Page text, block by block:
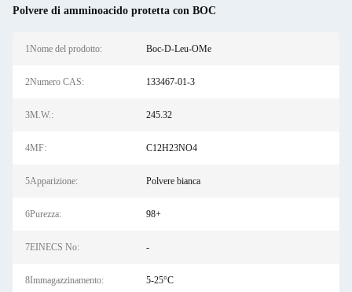
Polvere di amminoacido protetta con BOC
1Nome del prodotto: Boc-D-Leu-OMe
2Numero CAS: 133467-01-3
3M.W.: 245.32
4MF: C12H23NO4
5Apparizione: Polvere bianca
6Purezza: 98+
7EINECS No: -
8Immagazzinamento: 5-25°C